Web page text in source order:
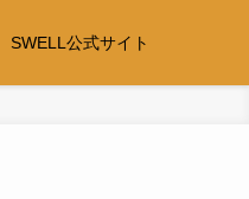
SWELL公式サイト